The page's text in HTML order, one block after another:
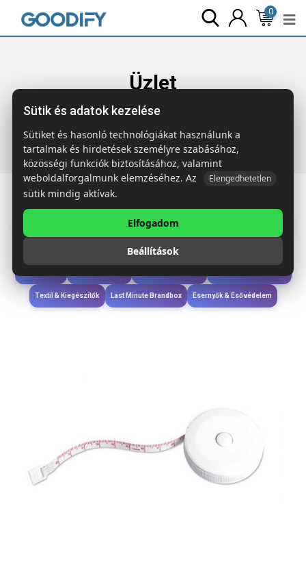
0
Üzlet
Főoldal Termékek Szóróajándék & Szerszám
Mérőszalag 1m
Étkezés & Ivás
Wellness & Ápolás
Textil & Kiegészítők Last Minute Brandbox Esernyők & Esővédelem
Sütik és adatok kezelése
Sütiket és hasonló technológiákat használunk a
tartalmak és hirdetések személyre szabásához,
közösségi funkciók biztosításához, valamint
weboldalforgalmunk elemzéséhez. Az
Elengedhetetlen
sütik mindig aktívak.
Elfogadom
Beállítások